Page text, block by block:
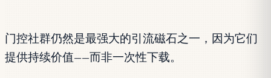
门控社群仍然是最强大的引流磁石之一，因为它们
提供持续价值——而非一次性下载。